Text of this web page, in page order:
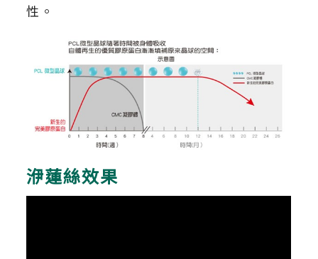
性。
洢蓮絲效果